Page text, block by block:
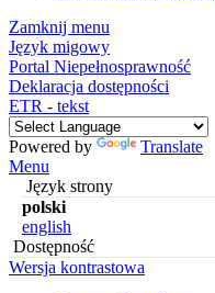
Zamknij menu
Język migowy
Portal Niepełnosprawność
Deklaracja dostępności
ETR - tekst
Powered by
Translate
Menu
Język strony
polski
english
Dostępność
Wersja kontrastowa